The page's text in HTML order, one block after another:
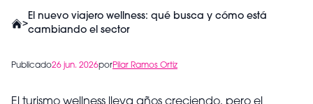
>
El nuevo viajero wellness: qué busca y cómo está
cambiando el sector
Publicado26 jun. 2026porPilar Ramos Ortiz